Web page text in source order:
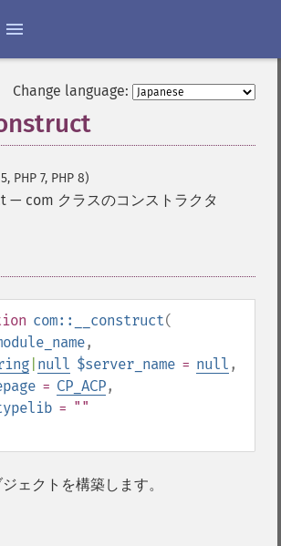
Change language:
PHP 7, PHP 8)
— com クラスのコンストラクタ
com::__construct(
,
null $server_name = null ,
= CP_ACP,
= ""
ェクトを構築します。